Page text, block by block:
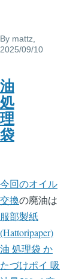
By mattz
2025/09/10
油
処
理
袋
今回のオイル
交換の廃油は
服部製紙
(Hattoripaper)
油 処理袋 か
たづけポイ 吸